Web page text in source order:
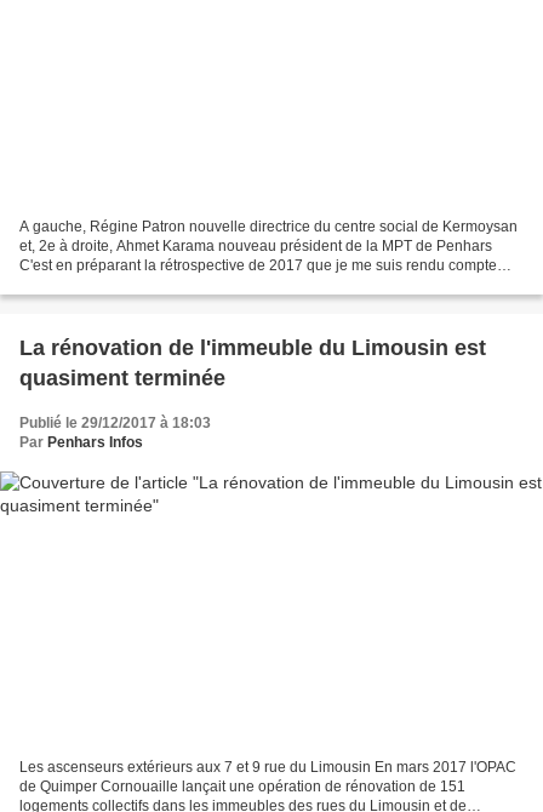
A gauche, Régine Patron nouvelle directrice du centre social de Kermoysan
et, 2e à droite, Ahmet Karama nouveau président de la MPT de Penhars
C'est en préparant la rétrospective de 2017 que je me suis rendu compte
La rénovation de l'immeuble du Limousin est
quasiment terminée
Publié le 29/12/2017 à 18:03
Par Penhars Infos
Les ascenseurs extérieurs aux 7 et 9 rue du Limousin En mars 2017 l'OPAC
de Quimper Cornouaille lançait une opération de rénovation de 151
logements collectifs dans les immeubles des rues du Limousin et de